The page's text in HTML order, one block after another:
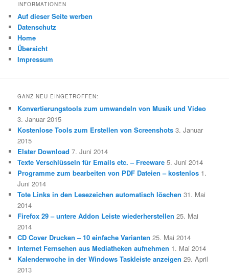
INFORMATIONEN
Auf dieser Seite werben
Datenschutz
Home
Übersicht
Impressum
GANZ NEU EINGETROFFEN:
Konvertierungstools zum umwandeln von Musik und Video
3. Januar 2015
Kostenlose Tools zum Erstellen von Screenshots 3. Januar
2015
Elster Download 7. Juni 2014
Texte Verschlüsseln für Emails etc. – Freeware 5. Juni 2014
Programme zum bearbeiten von PDF Dateien – kostenlos 1.
Juni 2014
Tote Links in den Lesezeichen automatisch löschen 31. Mai
2014
Firefox 29 – untere Addon Leiste wiederherstellen 25. Mai
2014
CD Cover Drucken – 10 einfache Varianten 25. Mai 2014
Internet Fernsehen aus Mediatheken aufnehmen 1. Mai 2014
Kalenderwoche in der Windows Taskleiste anzeigen 29. April
2013